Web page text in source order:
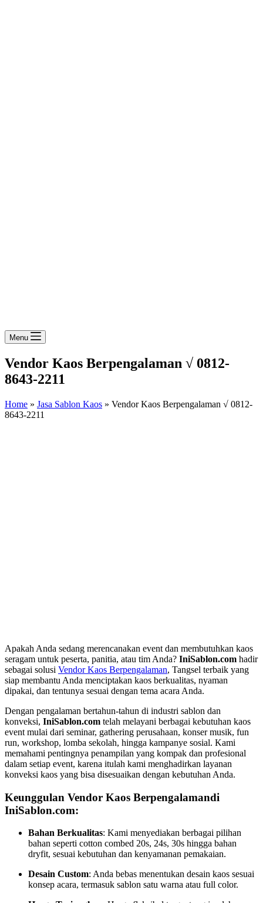
Menu
Vendor Kaos Berpengalaman √ 0812-
8643-2211
Home » Jasa Sablon Kaos » Vendor Kaos Berpengalaman √ 0812-
8643-2211
Apakah Anda sedang merencanakan event dan membutuhkan kaos
seragam untuk peserta, panitia, atau tim Anda? IniSablon.com hadir
sebagai solusi Vendor Kaos Berpengalaman, Tangsel terbaik yang
siap membantu Anda menciptakan kaos berkualitas, nyaman
dipakai, dan tentunya sesuai dengan tema acara Anda.
Dengan pengalaman bertahun-tahun di industri sablon dan
konveksi, IniSablon.com telah melayani berbagai kebutuhan kaos
event mulai dari seminar, gathering perusahaan, konser musik, fun
run, workshop, lomba sekolah, hingga kampanye sosial. Kami
memahami pentingnya penampilan yang kompak dan profesional
dalam setiap event, karena itulah kami menghadirkan layanan
konveksi kaos yang bisa disesuaikan dengan kebutuhan Anda.
Keunggulan Vendor Kaos Berpengalamandi
IniSablon.com:
Bahan Berkualitas: Kami menyediakan berbagai pilihan
bahan seperti cotton combed 20s, 24s, 30s hingga bahan
dryfit, sesuai kebutuhan dan kenyamanan pemakaian.
Desain Custom: Anda bebas menentukan desain kaos sesuai
konsep acara, termasuk sablon satu warna atau full color.